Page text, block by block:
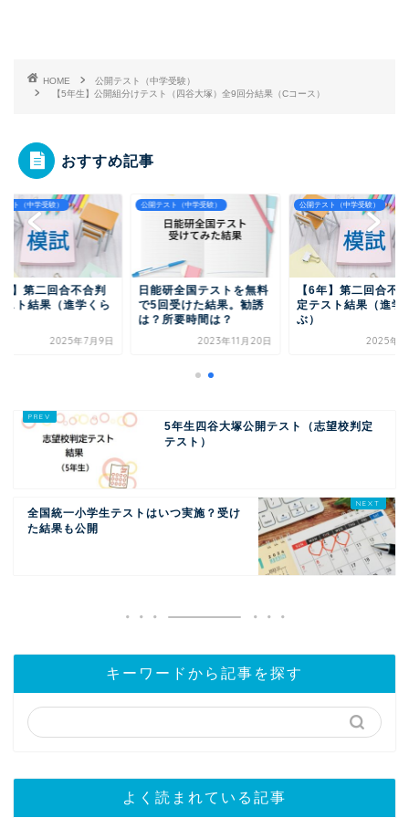
HOME
公開テスト（中学受験）
【5年生】公開組分けテスト（四谷大塚）全9回分結果（Cコース）
おすすめ記事
スト（中学受験）
】第二回合不合判
スト結果（進学くら
2025年7月9日
公開テスト（中学受験）
日能研全国テストを無料
で5回受けた結果。勧誘
は？所要時間は？
2023年11月20日
公開テスト（中学受験）
【6年】第二回合不
定テスト結果（進学
ぶ）
2025年7
5年生四谷大塚公開テスト（志望校判定
テスト）
全国統一小学生テストはいつ実施？受け
た結果も公開
キーワードから記事を探す
よく読まれている記事